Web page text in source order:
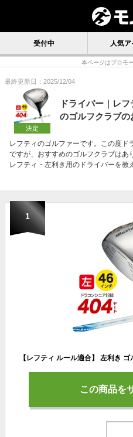
受付中 人気
本ページはプロモ
最終更新日：2025/12/04
決定
ドライバー｜レ
のゴルフクラブの
レフティのゴルファーです。この度
ですが、おすすめのゴルフクラブはあ
レフティ・左利き用のドライバーを教
1
この商品を